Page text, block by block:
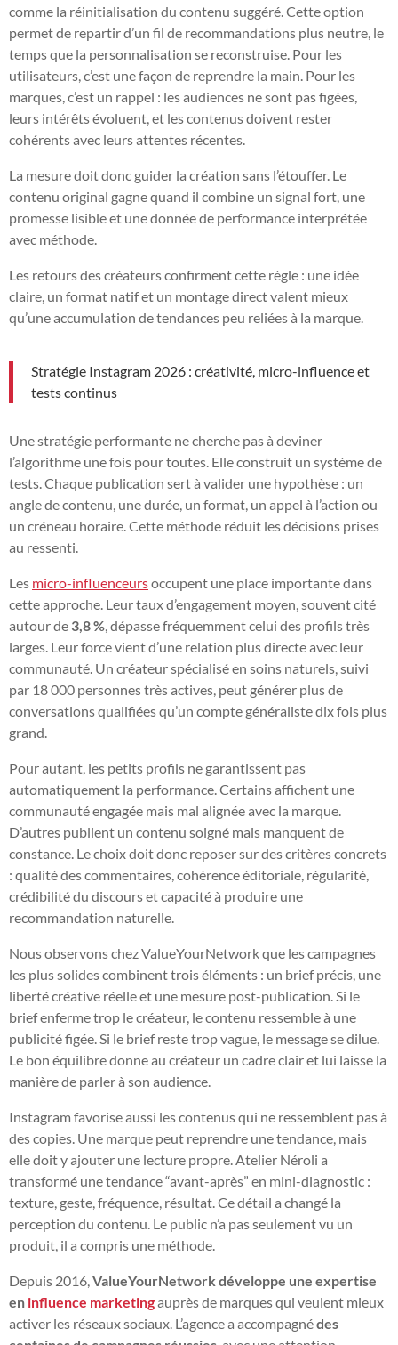
comme la réinitialisation du contenu suggéré. Cette option
permet de repartir d’un fil de recommandations plus neutre, le
temps que la personnalisation se reconstruise. Pour les
utilisateurs, c’est une façon de reprendre la main. Pour les
marques, c’est un rappel : les audiences ne sont pas figées,
leurs intérêts évoluent, et les contenus doivent rester
cohérents avec leurs attentes récentes.
La mesure doit donc guider la création sans l’étouffer. Le
contenu original gagne quand il combine un signal fort, une
promesse lisible et une donnée de performance interprétée
avec méthode.
Les retours des créateurs confirment cette règle : une idée
claire, un format natif et un montage direct valent mieux
qu’une accumulation de tendances peu reliées à la marque.
Stratégie Instagram 2026 : créativité, micro-influence et
tests continus
Une stratégie performante ne cherche pas à deviner
l’algorithme une fois pour toutes. Elle construit un système de
tests. Chaque publication sert à valider une hypothèse : un
angle de contenu, une durée, un format, un appel à l’action ou
un créneau horaire. Cette méthode réduit les décisions prises
au ressenti.
Les micro-influenceursoccupent une place importante dans
cette approche. Leur taux d’engagement moyen, souvent cité
autour de 3,8 % , dépasse fréquemment celui des profils très
larges. Leur force vient d’une relation plus directe avec leur
communauté. Un créateur spécialisé en soins naturels, suivi
par 18 000 personnes très actives, peut générer plus de
conversations qualifiées qu’un compte généraliste dix fois plus
grand.
Pour autant, les petits profils ne garantissent pas
automatiquement la performance. Certains affichent une
communauté engagée mais mal alignée avec la marque.
D’autres publient un contenu soigné mais manquent de
constance. Le choix doit donc reposer sur des critères concrets
: qualité des commentaires, cohérence éditoriale, régularité,
crédibilité du discours et capacité à produire une
recommandation naturelle.
Nous observons chez ValueYourNetwork que les campagnes
les plus solides combinent trois éléments : un brief précis, une
liberté créative réelle et une mesure post-publication. Si le
brief enferme trop le créateur, le contenu ressemble à une
publicité figée. Si le brief reste trop vague, le message se dilue.
Le bon équilibre donne au créateur un cadre clair et lui laisse la
manière de parler à son audience.
Instagram favorise aussi les contenus qui ne ressemblent pas à
des copies. Une marque peut reprendre une tendance, mais
elle doit y ajouter une lecture propre. Atelier Néroli a
transformé une tendance “avant-après” en mini-diagnostic :
texture, geste, fréquence, résultat. Ce détail a changé la
perception du contenu. Le public n’a pas seulement vu un
produit, il a compris une méthode.
Depuis 2016, ValueYourNetwork développe une expertise
en influence marketingauprès de marques qui veulent mieux
activer les réseaux sociaux. L’agence a accompagnédes